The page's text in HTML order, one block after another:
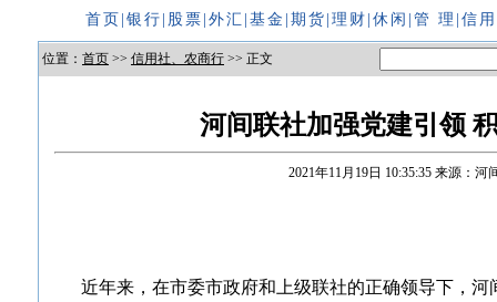
首页 银行 股票 外汇 基金 期货 理财 休闲 管 理 信
位置： 首页 >> 信用社、农商行 >> 正文
河间联社加强党建引领
2021年11月19日 10:35:35 来源：河
近年来，在市委市政府和上级联社的正确领导下，河